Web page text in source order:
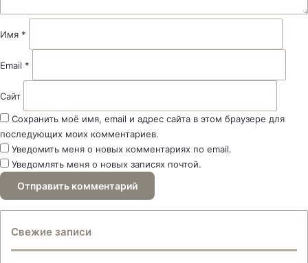
и
й
Имя *
Email *
Сайт
Сохранить моё имя, email и адрес сайта в этом браузере для
последующих моих комментариев.
Уведомить меня о новых комментариях по email.
Уведомлять меня о новых записях почтой.
Свежие записи